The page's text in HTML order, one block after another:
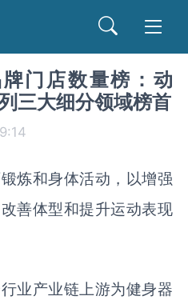
门店数量榜：动
三大细分领域榜首
炼和身体活动，以增强
善体型和提升运动表现
业产业链上游为健身器